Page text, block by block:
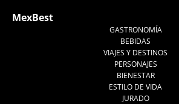
MexBest
GASTRONOMÍA
BEBIDAS
VIAJES Y DESTINOS
PERSONAJES
BIENESTAR
ESTILO DE VIDA
JURADO